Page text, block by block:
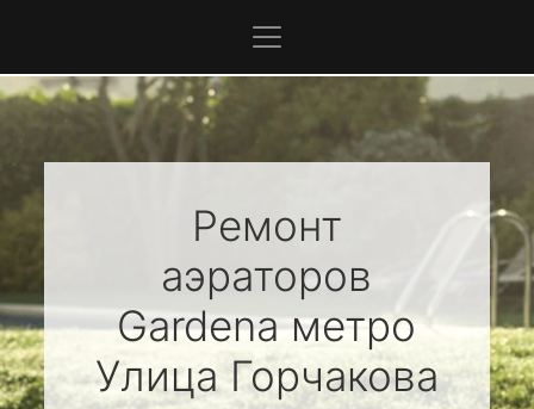
Ремонт
аэраторов
Gardenaметро
Улица Горчакова